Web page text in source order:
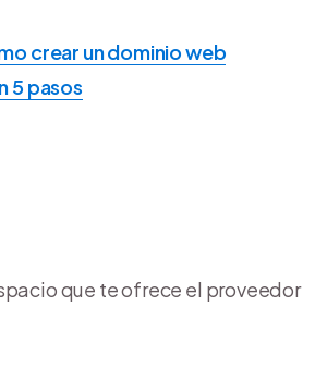
crear un dominio web
5 pasos
que te ofrece el proveedor